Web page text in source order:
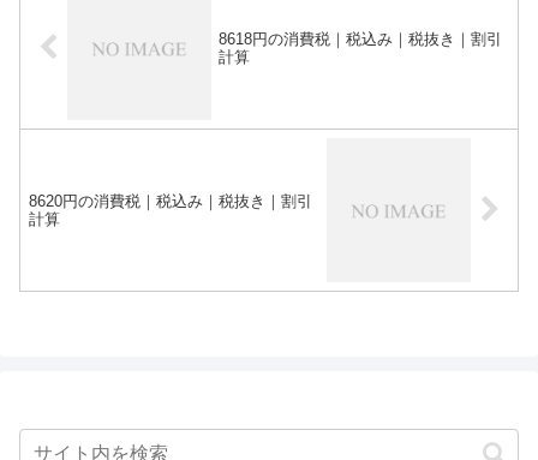
8618円の消費税｜税込み｜税抜き｜割引
計算
8620円の消費税｜税込み｜税抜き｜割引
計算